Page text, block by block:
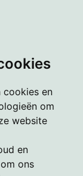
cookies en
om
website
en
ons